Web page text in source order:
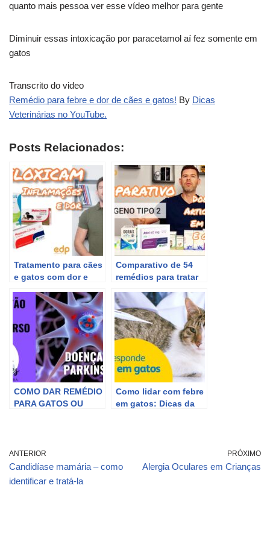
quanto mais pessoa ver esse vídeo melhor para gente
Diminuir essas intoxicação por paracetamol aí fez somente em
gatos
Transcrito do video
Remédio para febre e dor de cães e gatos! By Dicas
Veterinárias no YouTube.
Posts Relacionados:
Tratamento para cães
e gatos com dor e
Meloxicam.
Comparativo de 54
remédios para tratar
e problemas de
coluna em cães e
gatos.
COMO DAR REMÉDIO
PARA GATOS OU
Como lidar com febre
em gatos: Dicas da
ANTERIOR
Candidíase mamária – como
identificar e tratá-la
PRÓXIMO
Alergia Oculares em Crianças